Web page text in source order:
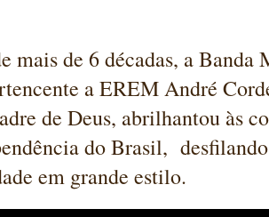
mais de 6 décadas, a
a EREM André
de Deus, abrilhantou às
do Brasil,
em grande estilo.